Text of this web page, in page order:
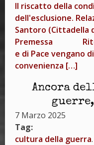
Il riscatto della
dell'esclusione.
Santoro (Cittadella
Premessa
e di Pace vengano
convenienza […]
Ancora
7 Marzo 2025
Tag:
cultura della guerra.